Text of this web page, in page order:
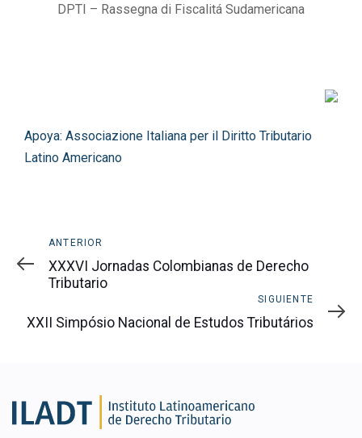
DPTI – Rassegna di Fiscalitá Sudamericana
Apoya: Associazione Italiana per il Diritto Tributario
Latino Americano
Post
Anterior
ANTERIOR
XXXVI Jornadas Colombianas de Derecho
Tributario
SIGUIENTE
XXII Simpósio Nacional de Estudos Tributários